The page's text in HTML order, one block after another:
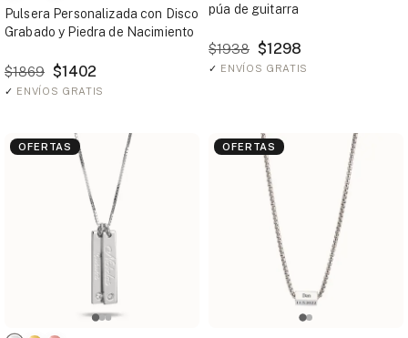
Pulsera Personalizada con Disco
Grabado y Piedra de Nacimiento
$1869 $1402
✓ ENVÍOS GRATIS
púa de guitarra
$1938 $1298
✓ ENVÍOS GRATIS
OFERTAS OFERTAS